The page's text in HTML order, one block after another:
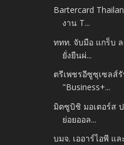
Bartercard
งาน T...
ททท. จับมือ แกร็บ
ยั่งยืนผ่...
ตรีเพชรอีซูซุเซลส์
"Business+...
มิตซูบิชิ มอเตอร์ส
ย่อยออล...
บมจ. เออาร์ไอพี แ